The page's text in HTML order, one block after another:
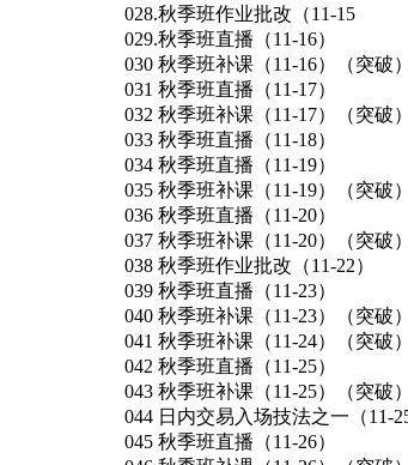
028.秋季班作业批改（11-15
029.秋季班直播（11-16）
030 秋季班补课（11-16）（突破）
031 秋季班直播（11-17）
032 秋季班补课（11-17）（突破）
033 秋季班直播（11-18）
034 秋季班直播（11-19）
035 秋季班补课（11-19）（突破）
036 秋季班直播（11-20）
037 秋季班补课（11-20）（突破）
038 秋季班作业批改（11-22）
039 秋季班直播（11-23）
040 秋季班补课（11-23）（突破）
041 秋季班补课（11-24）（突破）
042 秋季班直播（11-25）
043 秋季班补课（11-25）（突破）
044 日内交易入场技法之一（11-25
045 秋季班直播（11-26）